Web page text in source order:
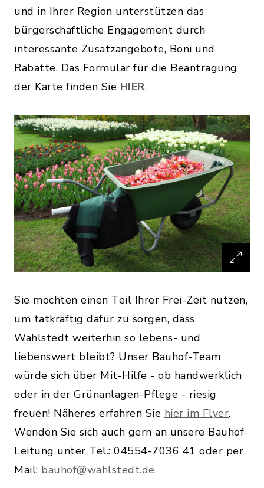
und in Ihrer Region unterstützen das
bürgerschaftliche Engagement durch
interessante Zusatzangebote, Boni und
Rabatte. Das Formular für die Beantragung
der Karte finden Sie HIER.
Sie möchten einen Teil Ihrer Frei-Zeit nutzen,
um tatkräftig dafür zu sorgen, dass
Wahlstedt weiterhin so lebens- und
liebenswert bleibt? Unser Bauhof-Team
würde sich über Mit-Hilfe - ob handwerklich
oder in der Grünanlagen-Pflege - riesig
freuen! Näheres erfahren Sie hier im Flyer.
Wenden Sie sich auch gern an unsere Bauhof-
Leitung unter Tel.: 04554-7036 41 oder per
Mail: bauhof@wahlstedt.de